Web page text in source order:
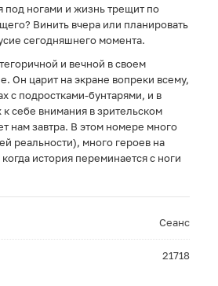
под ногами и жизнь трещит по
Винить вчера или планировать
сегодняшнего момента.
и вечной в своем
Он царит на экране вопреки всему,
с подростками-бунтарями, и в
себе внимания в зрительском
нам завтра. В этом номере много
реальности), много героев на
история переминается с ноги
Сеанс
21718